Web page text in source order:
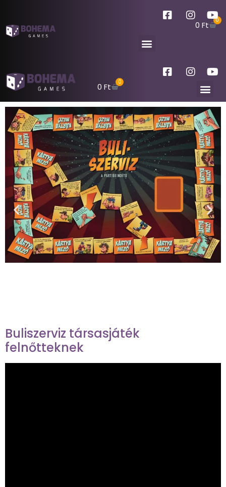
0 Ft 0
0Ft 0
Buliszerviz társasjáték
felnőtteknek